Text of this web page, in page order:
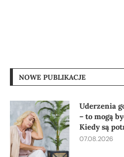
NOWE PUBLIKACJE
Uderzenia
– to mogą
Kiedy są
07.08.2026